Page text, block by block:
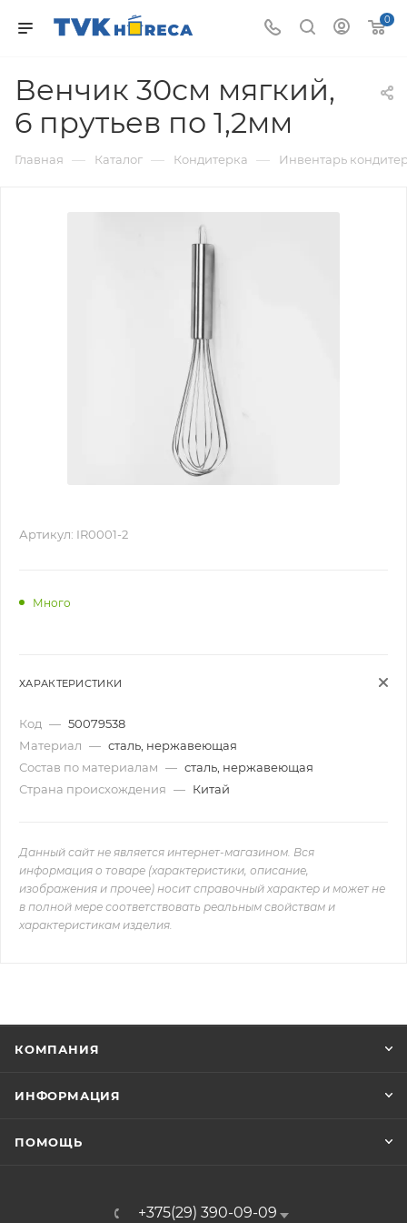
0
Венчик 30см мягкий,
6 прутьев по 1,2мм
Главная — Каталог — Кондитерка — Инвентарь
Артикул: IR0001-2
Много
ХАРАКТЕРИСТИКИ
Код — 50079538
Материал — сталь, нержавеющая
Состав по материалам — сталь, нержавеющая
Страна происхождения — Китай
Данный сайт не является интернет-магазином. Вся
информация о товаре (характеристики, описание,
изображения и прочее) носит справочный характер и может не
в полной мере соответствовать реальным свойствам и
характеристикам изделия.
КОМПАНИЯ
ИНФОРМАЦИЯ
ПОМОЩЬ
+375(29) 390-09-09